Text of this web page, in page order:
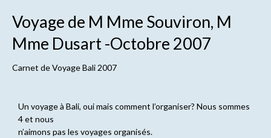
Voyage de M Mme Souviron, M
Mme Dusart -Octobre 2007
Carnet deVoyage Bali 2007
Un voyage à Bali, oui mais comment l’organiser? Nous sommes
4 et nous
n’aimons pas les voyages organisés.